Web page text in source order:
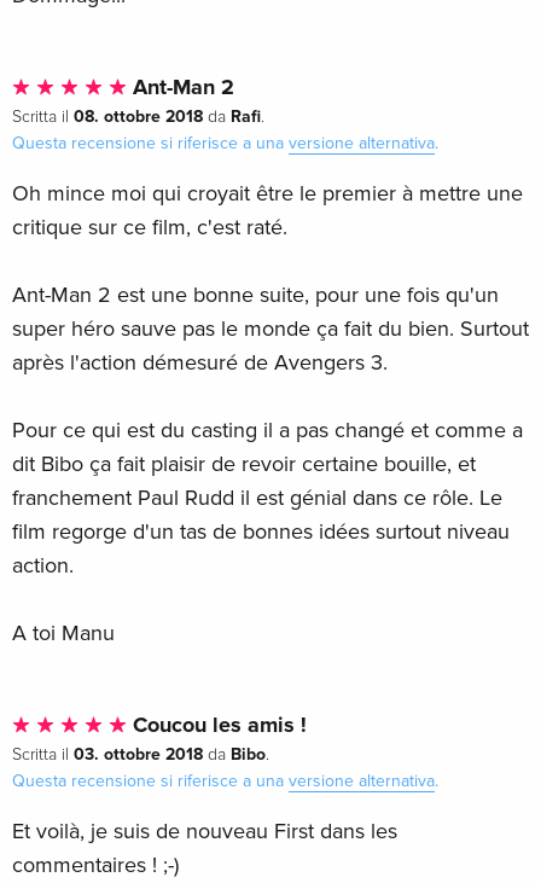
Ant-Man 2
Scritta il 08. ottobre 2018 da Rafi.
Questa recensione si riferisce a una versione alternativa.
Oh mince moi qui croyait être le premier à mettre une
critique sur ce film, c'est raté.
Ant-Man 2 est une bonne suite, pour une fois qu'un
super héro sauve pas le monde ça fait du bien. Surtout
après l'action démesuré de Avengers 3.
Pour ce qui est du casting il a pas changé et comme a
dit Bibo ça fait plaisir de revoir certaine bouille, et
franchement Paul Rudd il est génial dans ce rôle. Le
film regorge d'un tas de bonnes idées surtout niveau
action.
A toi Manu
Coucou les amis !
Scritta il 03. ottobre 2018 da Bibo.
Questa recensione si riferisce a una versione alternativa.
Et voilà, je suis de nouveau First dans les
commentaires ! ;-)